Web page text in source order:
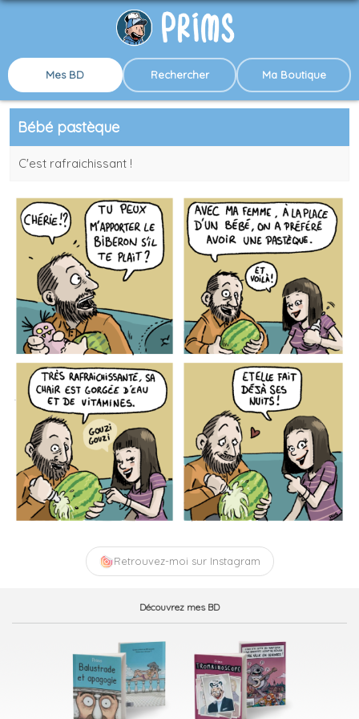
Mes BD Rechercher Ma Boutique
Bébé pastèque
C'est rafraichissant !
Retrouvez-moi sur Instagram
Découvrez mes BD